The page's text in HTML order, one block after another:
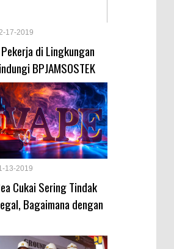
17-2019
di Lingkungan
BPJAMSOSTEK
13-2019
Cukai Sering Tindak
Bagaimana dengan